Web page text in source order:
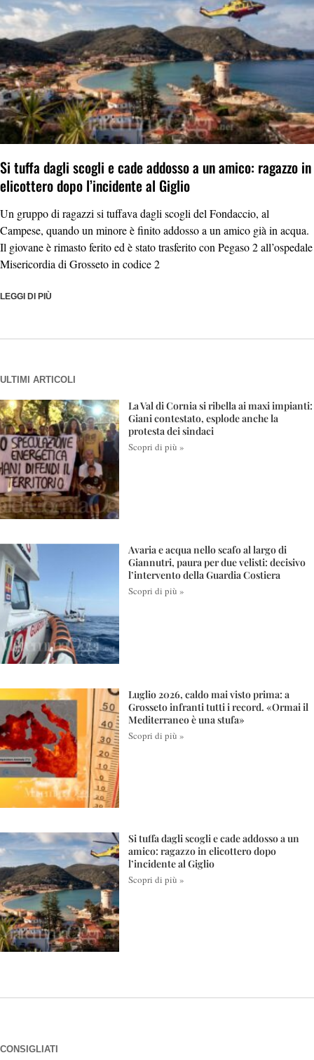
Si tuffa dagli scogli e cade addosso a un amico: ragazzo in
elicottero dopo l’incidente al Giglio
Un gruppo di ragazzi si tuffava dagli scogli del Fondaccio, al
Campese, quando un minore è finito addosso a un amico già in acqua.
Il giovane è rimasto ferito ed è stato trasferito con Pegaso 2 all’ospedale
Misericordia di Grosseto in codice 2
LEGGI DI PIÙ
ULTIMI ARTICOLI
La Val di Cornia si ribella ai maxi impianti:
Giani contestato, esplode anche la
protesta dei sindaci
Scopri di più »
Avaria e acqua nello scafo al largo di
Giannutri, paura per due velisti: decisivo
l’intervento della Guardia Costiera
Scopri di più »
Luglio 2026, caldo mai visto prima: a
Grosseto infranti tutti i record. «Ormai il
Mediterraneo è una stufa»
Scopri di più »
Si tuffa dagli scogli e cade addosso a un
amico: ragazzo in elicottero dopo
l’incidente al Giglio
Scopri di più »
CONSIGLIATI